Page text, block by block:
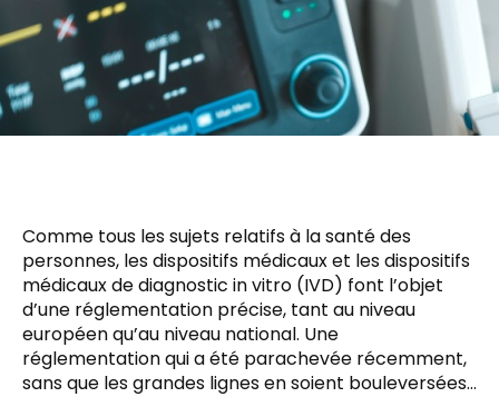
Comme tous les sujets relatifs à la santé des
personnes, les dispositifs médicaux et les dispositifs
médicaux de diagnostic in vitro (IVD) font l’objet
d’une réglementation précise, tant au niveau
européen qu’au niveau national. Une
réglementation qui a été parachevée récemment,
sans que les grandes lignes en soient bouleversées…